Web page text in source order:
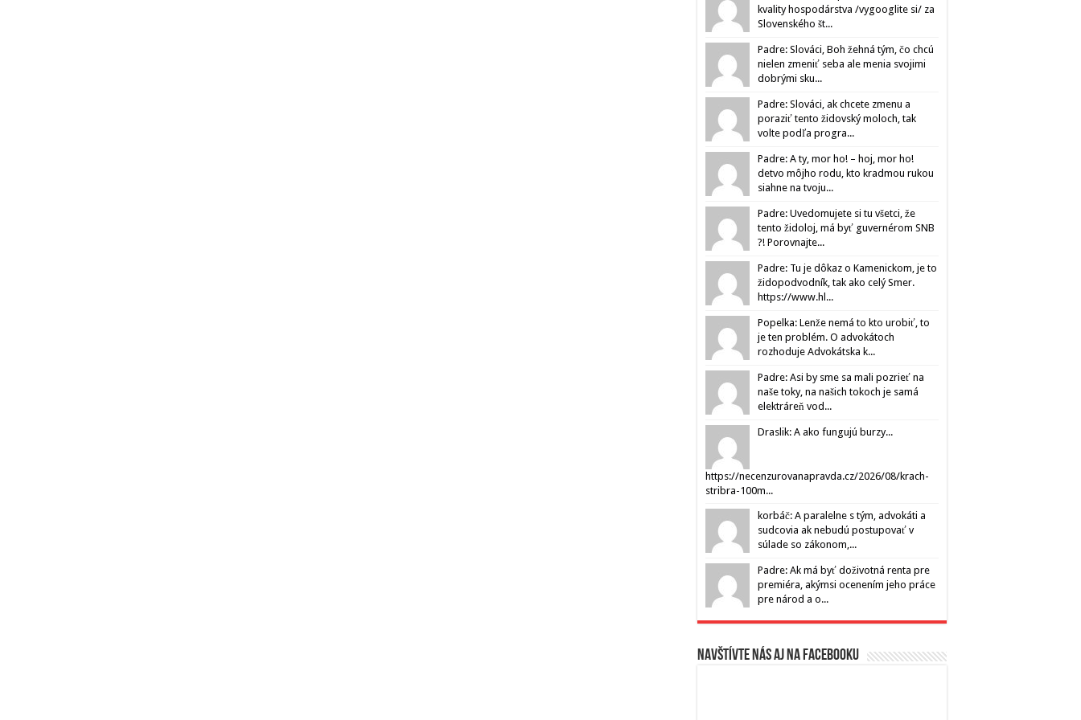
kvality hospodárstva /vygooglite si/ za
Slovenského št...
Padre: Slováci, Boh žehná tým, čo chcú
nielen zmeniť seba ale menia svojimi
dobrými sku...
Padre: Slováci, ak chcete zmenu a
poraziť tento židovský moloch, tak
volte podľa progra...
Padre: A ty, mor ho! – hoj, mor ho!
detvo môjho rodu, kto kradmou rukou
siahne na tvoju...
Padre: Uvedomujete si tu všetci, že
tento židoloj, má byť guvernérom SNB
?! Porovnajte...
Padre: Tu je dôkaz o Kamenickom, je to
židopodvodník, tak ako celý Smer.
https://www.hl...
Popelka: Lenže nemá to kto urobiť, to
je ten problém. O advokátoch
rozhoduje Advokátska k...
Padre: Asi by sme sa mali pozrieť na
naše toky, na našich tokoch je samá
elektráreň vod...
Draslik: A ako fungujú burzy...
https://necenzurovanapravda.cz/2026/08/krach-
stribra-100m...
korbáč: A paralelne s tým, advokáti a
sudcovia ak nebudú postupovať v
súlade so zákonom,...
Padre: Ak má byť doživotná renta pre
premiéra, akýmsi ocenením jeho práce
pre národ a o...
Navštívte nás aj na Facebooku